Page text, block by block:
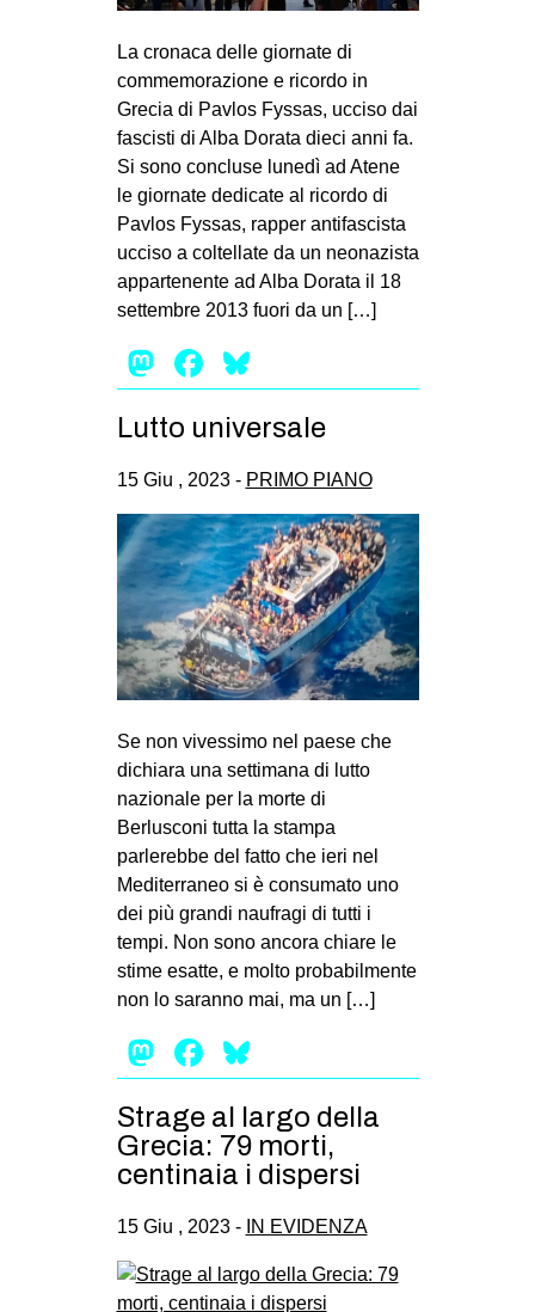
INTERNAZIONALE
AFRICA
ESTREMO ORIENTE
EUROPA
MEDIO ORIENTE
MONDO
EVENTI
bsky
ms
SEARCH
La cronaca delle giornate di
commemorazione e ricordo in
Grecia di Pavlos Fyssas, ucciso dai
fascisti di Alba Dorata dieci anni fa.
Si sono concluse lunedì ad Atene
le giornate dedicate al ricordo di
Pavlos Fyssas, rapper antifascista
ucciso a coltellate da un neonazista
appartenente ad Alba Dorata il 18
settembre 2013 fuori da un […]
Mastodon
Facebook
Lutto universale
15 Giu , 2023 - PRIMO PIANO
Se non vivessimo nel paese che
dichiara una settimana di lutto
nazionale per la morte di
Berlusconi tutta la stampa
parlerebbe del fatto che ieri nel
Mediterraneo si è consumato uno
dei più grandi naufragi di tutti i
tempi. Non sono ancora chiare le
stime esatte, e molto probabilmente
non lo saranno mai, ma un […]
Mastodon
Facebook
Strage al largo della
Grecia: 79 morti,
centinaia i dispersi
15 Giu , 2023 - IN EVIDENZA